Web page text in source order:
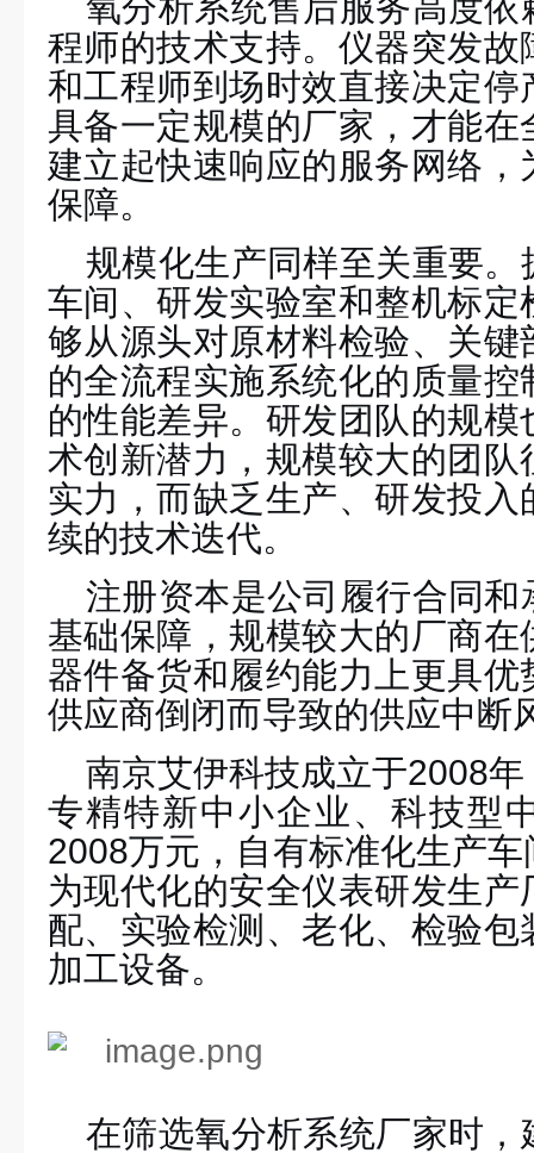
程师的技术支持。仪器突发
和工程师到场时效直接决定
具备一定规模的厂家，才能
建立起快速响应的服务网络
保障。
规模化生产同样至关重要
车间、研发实验室和整机标
够从源头对原材料检验、关
的全流程实施系统化的质量
的性能差异。研发团队的规
术创新潜力 ， 规模较大的团队
实力，而缺乏生产、研发投入
续的技术迭代。
注册资本是公司履行合同
基础保障，规模较大的厂商
器件备货和履约能力上更具
供应商倒闭而导致的供应中断
南京艾伊科技成立于2008年
专精特新中小企业、科技型
2008万元，自有标准化生产
为现代化的安全仪表研发生
配、实验检测、老化、检验
加工设备。
在筛选氧分析系统厂家时，